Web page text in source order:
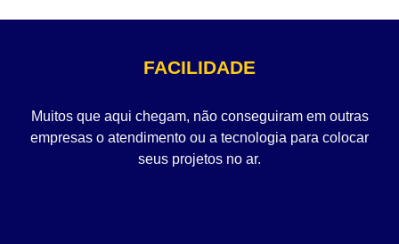
FACILIDADE
Muitos que aqui chegam, não conseguiram em outras
empresas o atendimento ou a tecnologia para colocar
seus projetos no ar.